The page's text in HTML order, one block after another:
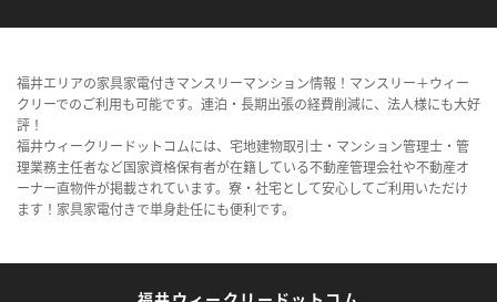
福井エリアの家具家電付きマンスリーマンション情報！マンスリー＋ウィー
クリーでのご利用も可能です。連泊・長期出張の経費削減に、法人様にも大好
評！
福井ウィークリードットコムには、宅地建物取引士・マンション管理士・管
理業務主任者など国家資格保有者が在籍している不動産管理会社や不動産オ
ーナー直物件が掲載されています。寮・社宅として安心してご利用いただけ
ます！家具家電付きで単身赴任にも便利です。